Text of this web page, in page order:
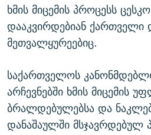
ხმის მიცემის პროცესს
დააკვირდებიან
მეთვალყურეებიც.
საქართველოს
არჩევნებში ხმის მიცემის
ბრალდებულებსა და
დანაშაულში მსჯავრდებულ